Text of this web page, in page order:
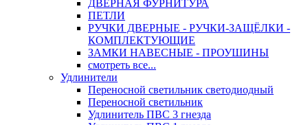
ДВЕРНАЯ ФУРНИТУРА
ПЕТЛИ
РУЧКИ ДВЕРНЫЕ - РУЧКИ-ЗАЩЁЛКИ -
КОМПЛЕКТУЮЩИЕ
ЗАМКИ НАВЕСНЫЕ - ПРОУШИНЫ
смотреть все...
Удлинители
Переносной светильник светодиодный
Переносной светильник
Удлинитель ПВС 3 гнезда